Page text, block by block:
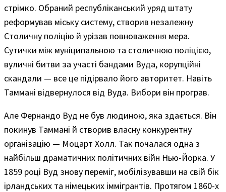
стрімко. Обраний республіканський уряд штату
реформував міську систему, створив незалежну
Столичну поліцію й урізав повноваження мера.
Сутички між муніципальною та столичною поліцією,
вуличні битви за участі бандами Вуда, корупційні
скандали — все це підірвало його авторитет. Навіть
Таммані відвернулося від Вуда. Вибори він програв.
Але Фернандо Вуд не був людиною, яка здається. Він
покинув Таммані й створив власну конкурентну
організацію — Моцарт Холл. Так почалася одна з
найбільш драматичних політичних війн Нью-Йорка. У
1859 році Вуд знову переміг, мобілізувавши на свій бік
ірландських та німецьких іммігрантів. Протягом 1860-х